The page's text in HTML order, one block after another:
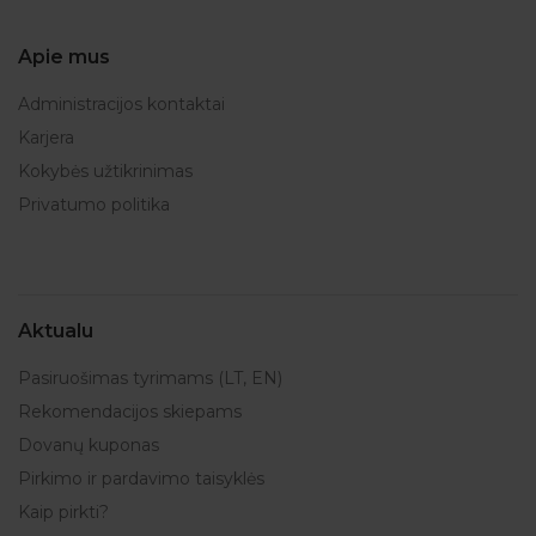
Apie mus
Administracijos kontaktai
Karjera
Kokybės užtikrinimas
Privatumo politika
Aktualu
Pasiruošimas tyrimams (LT, EN)
Rekomendacijos skiepams
Dovanų kuponas
Pirkimo ir pardavimo taisyklės
Kaip pirkti?